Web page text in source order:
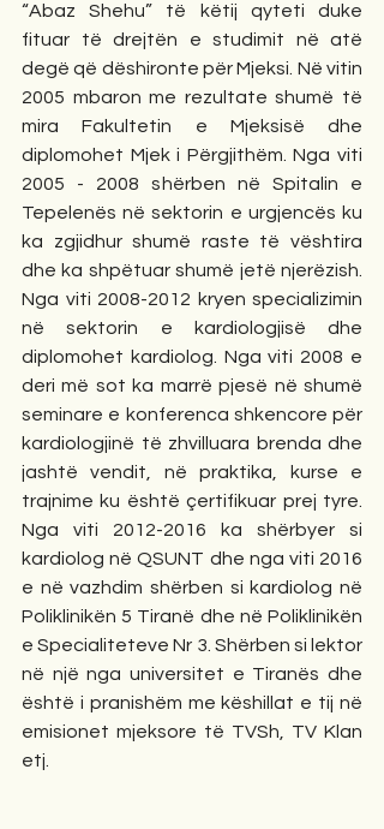
“Abaz Shehu” të këtij qyteti duke
fituar të drejtën e studimit në atë
degë që dëshironte për Mjeksi. Në vitin
2005 mbaron me rezultate shumë të
mira Fakultetin e Mjeksisë dhe
diplomohet Mjek i Përgjithëm. Nga viti
2005 - 2008 shërben në Spitalin e
Tepelenës në sektorin e urgjencës ku
ka zgjidhur shumë raste të vështira
dhe ka shpëtuar shumë jetë njerëzish.
Nga viti 2008-2012 kryen specializimin
në sektorin e kardiologjisë dhe
diplomohet kardiolog. Nga viti 2008 e
deri më sot ka marrë pjesë në shumë
seminare e konferenca shkencore për
kardiologjinë të zhvilluara brenda dhe
jashtë vendit, në praktika, kurse e
trajnime ku është çertifikuar prej tyre.
Nga viti 2012-2016 ka shërbyer si
kardiolog në QSUNT dhe nga viti 2016
e në vazhdim shërben si kardiolog në
Poliklinikën 5 Tiranë dhe në Poliklinikën
e Specialiteteve Nr 3. Shërben si lektor
në një nga universitet e Tiranës dhe
është i pranishëm me këshillat e tij në
emisionet mjeksore të TVSh, TV Klan
etj.